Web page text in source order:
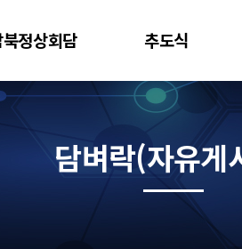
정상회담 추도식
담벼락(자유게